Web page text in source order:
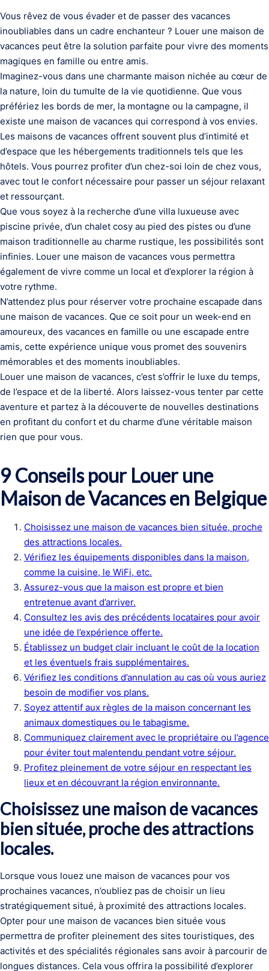
Vous rêvez de vous évader et de passer des vacances
inoubliables dans un cadre enchanteur ? Louer une maison de
vacances peut être la solution parfaite pour vivre des moments
magiques en famille ou entre amis.
Imaginez-vous dans une charmante maison nichée au cœur de
la nature, loin du tumulte de la vie quotidienne. Que vous
préfériez les bords de mer, la montagne ou la campagne, il
existe une maison de vacances qui correspond à vos envies.
Les maisons de vacances offrent souvent plus d’intimité et
d’espace que les hébergements traditionnels tels que les
hôtels. Vous pourrez profiter d’un chez-soi loin de chez vous,
avec tout le confort nécessaire pour passer un séjour relaxant
et ressourçant.
Que vous soyez à la recherche d’une villa luxueuse avec
piscine privée, d’un chalet cosy au pied des pistes ou d’une
maison traditionnelle au charme rustique, les possibilités sont
infinies. Louer une maison de vacances vous permettra
également de vivre comme un local et d’explorer la région à
votre rythme.
N’attendez plus pour réserver votre prochaine escapade dans
une maison de vacances. Que ce soit pour un week-end en
amoureux, des vacances en famille ou une escapade entre
amis, cette expérience unique vous promet des souvenirs
mémorables et des moments inoubliables.
Louer une maison de vacances, c’est s’offrir le luxe du temps,
de l’espace et de la liberté. Alors laissez-vous tenter par cette
aventure et partez à la découverte de nouvelles destinations
en profitant du confort et du charme d’une véritable maison
rien que pour vous.
9 Conseils pour Louer une
Maison de Vacances en Belgique
Choisissez une maison de vacances bien située, proche
des attractions locales.
Vérifiez les équipements disponibles dans la maison,
comme la cuisine, le WiFi, etc.
Assurez-vous que la maison est propre et bien
entretenue avant d’arriver.
Consultez les avis des précédents locataires pour avoir
une idée de l’expérience offerte.
Établissez un budget clair incluant le coût de la location
et les éventuels frais supplémentaires.
Vérifiez les conditions d’annulation au cas où vous auriez
besoin de modifier vos plans.
Soyez attentif aux règles de la maison concernant les
animaux domestiques ou le tabagisme.
Communiquez clairement avec le propriétaire ou l’agence
pour éviter tout malentendu pendant votre séjour.
Profitez pleinement de votre séjour en respectant les
lieux et en découvrant la région environnante.
Choisissez une maison de vacances
bien située, proche des attractions
locales.
Lorsque vous louez une maison de vacances pour vos
prochaines vacances, n’oubliez pas de choisir un lieu
stratégiquement situé, à proximité des attractions locales.
Opter pour une maison de vacances bien située vous
permettra de profiter pleinement des sites touristiques, des
activités et des spécialités régionales sans avoir à parcourir de
longues distances. Cela vous offrira la possibilité d’explorer